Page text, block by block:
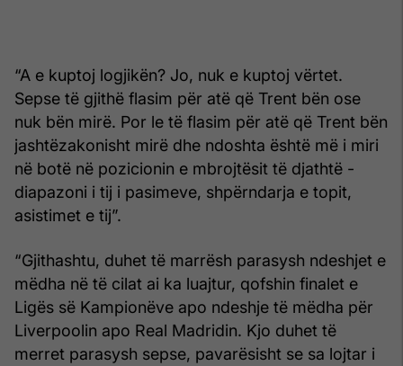
“A e kuptoj logjikën? Jo, nuk e kuptoj vërtet.
Sepse të gjithë flasim për atë që Trent bën ose
nuk bën mirë. Por le të flasim për atë që Trent bën
jashtëzakonisht mirë dhe ndoshta është më i miri
në botë në pozicionin e mbrojtësit të djathtë -
diapazoni i tij i pasimeve, shpërndarja e topit,
asistimet e tij”.
“Gjithashtu, duhet të marrësh parasysh ndeshjet e
mëdha në të cilat ai ka luajtur, qofshin finalet e
Ligës së Kampionëve apo ndeshje të mëdha për
Liverpoolin apo Real Madridin. Kjo duhet të
merret parasysh sepse, pavarësisht se sa lojtar i